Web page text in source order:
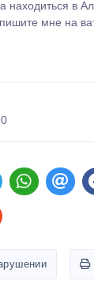
в
мне на